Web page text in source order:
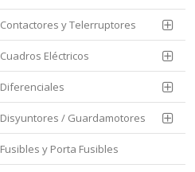
Contactores y Telerruptores
Cuadros Eléctricos
Diferenciales
Disyuntores / Guardamotores
Fusibles y Porta Fusibles